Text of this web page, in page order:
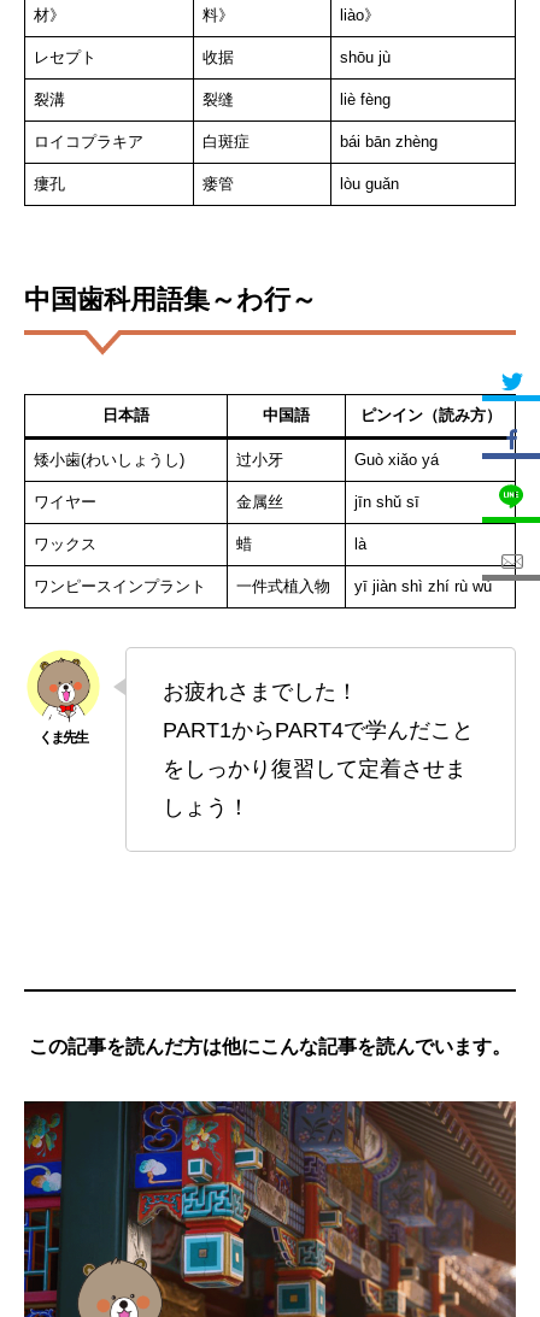
材》 料》 liào》
レセプト 收据 shōu jù
裂溝 裂缝 liè fèng
ロイコプラキア 白斑症 bái bān zhèng
瘻孔 瘘管 lòu guǎn
中国歯科用語集～わ行～
日本語 中国語 ピンイン（読み方）
矮小歯(わいしょうし) 过小牙 Guò xiǎo yá
ワイヤー 金属丝 jīn shǔ sī
ワックス 蜡 là
ワンピースインプラント 一件式植入物 yī jiàn shì zhí rù wù
お疲れさまでした！
PART1からPART4で学んだこと
をしっかり復習して定着させま
しょう！
この記事を読んだ方は他にこんな記事を読んでいます。